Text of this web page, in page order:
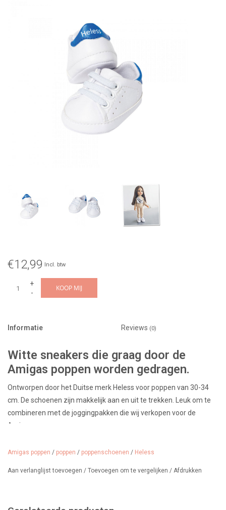
€12,99 Incl. btw
+
-
KOOP MIJ
Informatie Reviews (0)
Witte sneakers die graag door de
Amigas poppen worden gedragen.
Ontworpen door het Duitse merk Heless voor poppen van 30-34
cm. De schoenen zijn makkelijk aan en uit te trekken. Leuk om te
combineren met de joggingpakken die wij verkopen voor de
Amigas poppen.
Amigas poppen / poppen / poppenschoenen / Heless
Aan verlanglijst toevoegen / Toevoegen om te vergelijken / Afdrukken